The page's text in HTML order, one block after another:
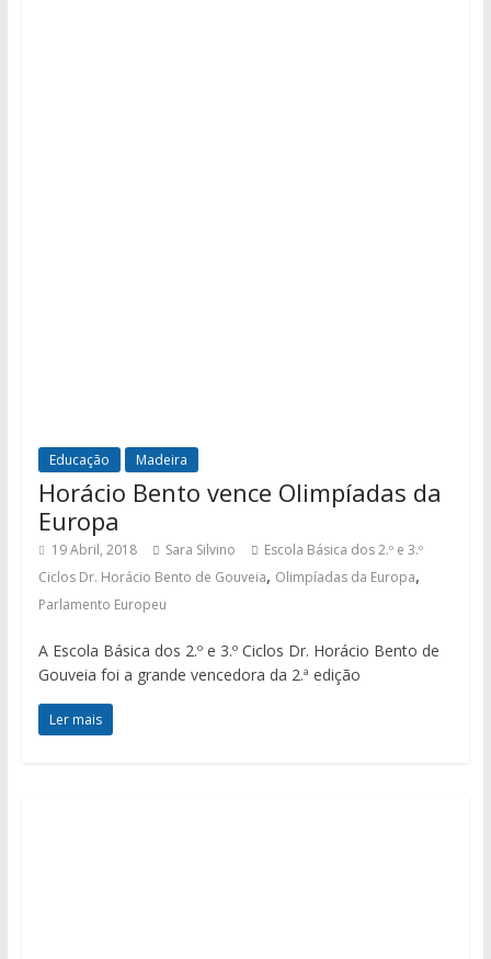
Educação Madeira
Horácio Bento vence Olimpíadas da
Europa
19 Abril, 2018 Sara Silvino
Escola Básica dos 2.º e 3.º
Ciclos Dr. Horácio Bento de Gouveia, Olimpíadas da Europa,
Parlamento Europeu
A Escola Básica dos 2.º e 3.º Ciclos Dr. Horácio Bento de
Gouveia foi a grande vencedora da 2.ª edição
Ler mais